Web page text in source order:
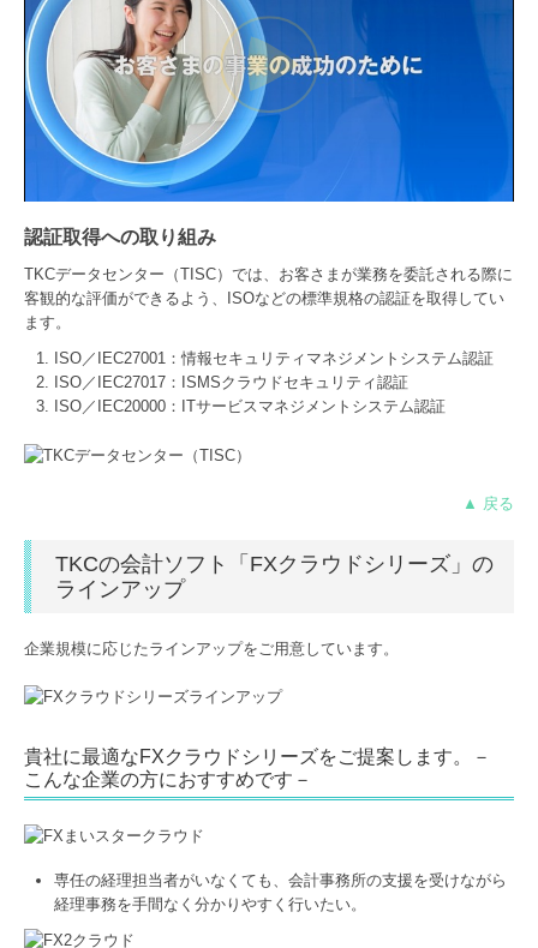
認証取得への取り組み
TKCデータセンター（TISC）では、お客さまが業務を委託される際に
客観的な評価ができるよう、ISOなどの標準規格の認証を取得してい
ます。
ISO／IEC27001：情報セキュリティマネジメントシステム認証
ISO／IEC27017：ISMSクラウドセキュリティ認証
ISO／IEC20000：ITサービスマネジメントシステム認証
▲ 戻る
TKCの会計ソフト「FXクラウドシリーズ」の
ラインアップ
企業規模に応じたラインアップをご⽤意しています。
貴社に最適なFXクラウドシリーズをご提案します。－
こんな企業の方におすすめです－
専任の経理担当者がいなくても、会計事務所の支援を受けながら
経理事務を手間なく分かりやすく行いたい。